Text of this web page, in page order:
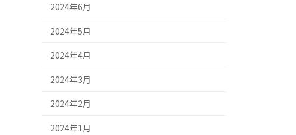
2024年6月
2024年5月
2024年4月
2024年3月
2024年2月
2024年1月